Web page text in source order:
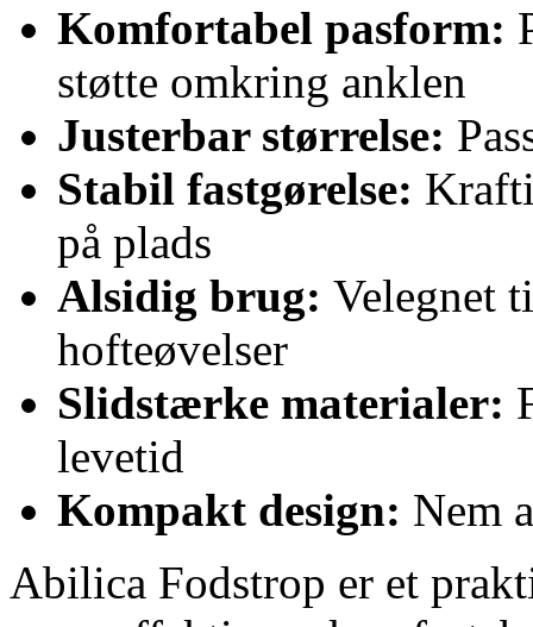
Komfortabel pasform:
støtte omkring anklen
Justerbar størrelse:
Stabil fastgørelse:
på plads
Alsidig brug: Velegnet
hofteøvelser
Slidstærke materialer:
levetid
Kompakt design: Nem
Abilica Fodstrop er et